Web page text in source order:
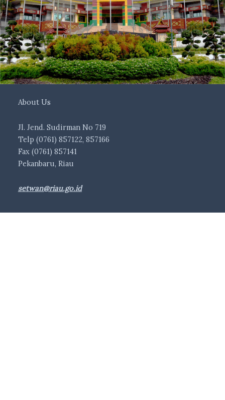
About Us
Jl. Jend. Sudirman No 719
Telp (0761) 857122, 857166
Fax (0761) 857141
Pekanbaru, Riau
setwan@riau.go.id